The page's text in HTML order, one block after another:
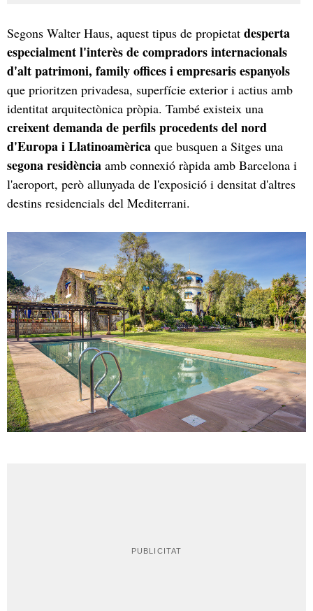
Segons Walter Haus, aquest tipus de propietat desperta
especialment l'interès de compradors internacionals
d'alt patrimoni, family offices i empresaris espanyols
que prioritzen privadesa, superfície exterior i actius amb
identitat arquitectònica pròpia. També existeix una
creixent demanda de perfils procedents del nord
d'Europa i Llatinoamèrica que busquen a Sitges una
segona residència amb connexió ràpida amb Barcelona i
l'aeroport, però allunyada de l'exposició i densitat d'altres
destins residencials del Mediterrani.